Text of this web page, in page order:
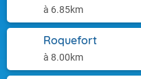
à 6.85km
Roquefort
à 8.00km